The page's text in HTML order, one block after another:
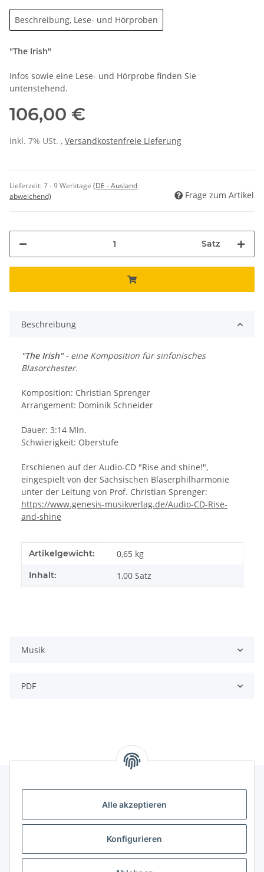
Alle akzeptieren
Konfigurieren
Beschreibung, Lese- und Hörproben
"The Irish"
Infos sowie eine Lese- und Hörprobe finden Sie
untenstehend.
106,00 €
inkl. 7% USt. , Versandkostenfreie Lieferung
Lieferzeit:7 - 9 Werktage (DE - Ausland
abweichend)
Frage zum Artikel
Satz
Beschreibung
"The Irish"- eine Komposition für sinfonisches
Blasorchester.
Komposition: Christian Sprenger
Arrangement: Dominik Schneider
Dauer: 3:14 Min.
Schwierigkeit: Oberstufe
Erschienen auf der Audio-CD "Rise and shine!",
eingespielt von der Sächsischen Bläserphilharmonie
unter der Leitung von Prof. Christian Sprenger:
https://www.genesis-musikverlag.de/Audio-CD-Rise-
and-shine
Produkteigenschaft
Wert
Artikelgewicht: 0,65 kg
Inhalt: 1,00 Satz
Musik
PDF
genesis musikverlag Christian Sprenger
34630 Gilserberg